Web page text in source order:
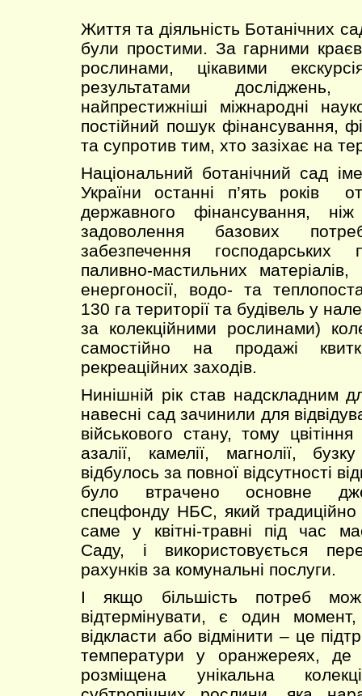
Життя та діяльність Ботанічних
були простими. За гарними
рослинами, цікавими
результатами
найпрестижніші міжнародні
постійний пошук фінансування,
та супротив тим, хто зазіхає на
Національний ботанічний сад
України останні п’ять років
державного фінансування,
задоволення базових
забезпечення господарських
паливно-мастильних
енергоносії, водо- та
130 га території та будівель у
за колекційними рослинами)
самостійно на продажі
рекреаційних заходів.
Нинішній рік став надскладним
навесні сад зачинили для
військового стану, тому цвітіння
азалії, камелії, магнолії,
відбулось за повної відсутності
було втрачено основне
спецфонду НБС, який
саме у квітні-травні під час
Саду, і використовується
рахунків за комунальні послуги.
І якщо більшість потреб
відтермінувати, є один
відкласти або відмінити – це
температури у оранжереях,
розміщена унікальна